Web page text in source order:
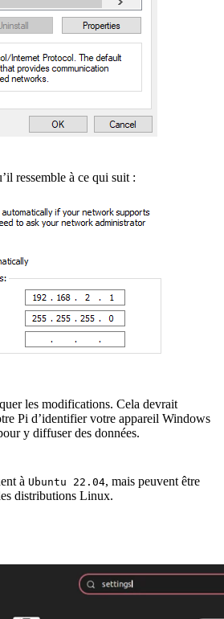
ressemble à ce qui suit :
les modifications. Cela devrait
Pi d’identifier votre appareil Windows
y diffuser des données.
à Ubuntu 22.04, mais peuvent être
distributions Linux.